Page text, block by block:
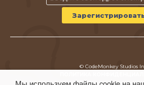
© CodeMonkey Studios
Условия